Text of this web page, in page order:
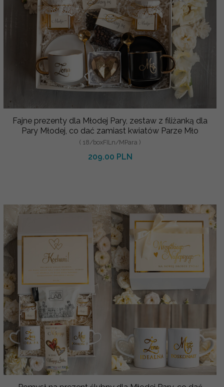
Fajne prezenty dla Młodej Pary, zestaw z filiżanką dla
Pary Młodej, co dać zamiast kwiatów Parze Mło
( 18/boxFILn/MPara )
209.00 PLN